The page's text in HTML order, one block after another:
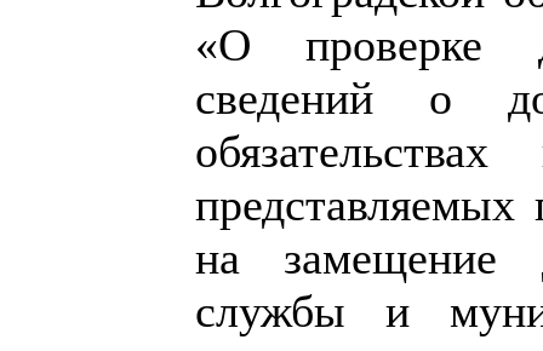
«О проверке
сведений о
на замещение
службы и